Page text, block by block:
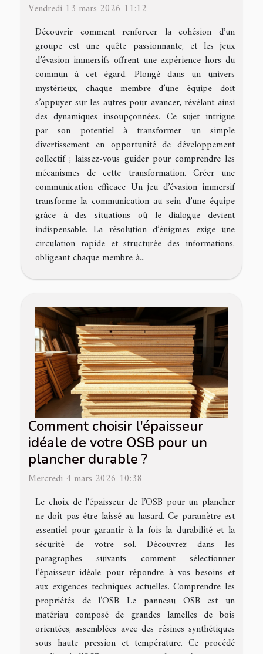
Vendredi 13 mars 2026 11:12
Découvrir comment renforcer la cohésion d’un
groupe est une quête passionnante, et les jeux
d’évasion immersifs offrent une expérience hors du
commun à cet égard. Plongé dans un univers
mystérieux, chaque membre d’une équipe doit
s’appuyer sur les autres pour avancer, révélant ainsi
des dynamiques insoupçonnées. Ce sujet intrigue
par son potentiel à transformer un simple
divertissement en opportunité de développement
collectif ; laissez-vous guider pour comprendre les
mécanismes de cette transformation. Créer une
communication efficace Un jeu d’évasion immersif
transforme la communication au sein d’une équipe
grâce à des situations où le dialogue devient
indispensable. La résolution d’énigmes exige une
circulation rapide et structurée des informations,
obligeant chaque membre à...
Comment choisir l'épaisseur
idéale de votre OSB pour un
plancher durable ?
Mercredi 4 mars 2026 10:38
Le choix de l'épaisseur de l’OSB pour un plancher
ne doit pas être laissé au hasard. Ce paramètre est
essentiel pour garantir à la fois la durabilité et la
sécurité de votre sol. Découvrez dans les
paragraphes suivants comment sélectionner
l’épaisseur idéale pour répondre à vos besoins et
aux exigences techniques actuelles. Comprendre les
propriétés de l’OSB Le panneau OSB est un
matériau composé de grandes lamelles de bois
orientées, assemblées avec des résines synthétiques
sous haute pression et température. Ce procédé